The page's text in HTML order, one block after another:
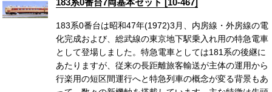
183系0番台は昭和47年(1972)3月、内房線・外房線の電
化完成および、総武線の東京地下駅乗入れ用の特急電車
として登場しました。特急電車としては181系の後継に
あたりますが、従来の長距離旅客輸送が主体の運用から
行楽用の短区間運行へと特急列車の概念が変る背景もあ